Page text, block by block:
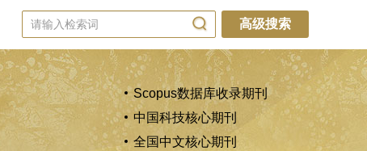
高级搜索
Scopus数据库收录期刊
中国科技核心期刊
全国中文核心期刊